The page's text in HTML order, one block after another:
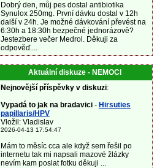
Dobrý den, můj pes dostal antibiotika
Synulox 250mg. První dávku dostal v 12h
další v 24h. Je možné dávkování převést na
6:30h a 18:30h bezpečné jednorázově?
Jestezbere večer Medrol. Děkuji za
odpověď....
Aktuální diskuze - NEMOCI
Nejnovější příspěvky v diskuzi:
Vypadá to jak na bradavici - Hirsuties
papillaris/HPV
Vložil: Vladislav
2026-04-13 17:54:47
Mám to měsíc cca ale když sem řešil po
internetu tak mi napsali mazové žlázky
nevím kam poslat fotku děkuji ...